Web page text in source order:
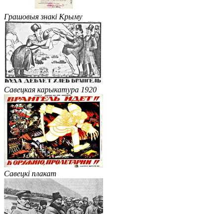
Грашовыя знакі Крыму
Савецкая карыкатура 1920
Савецкі плакат